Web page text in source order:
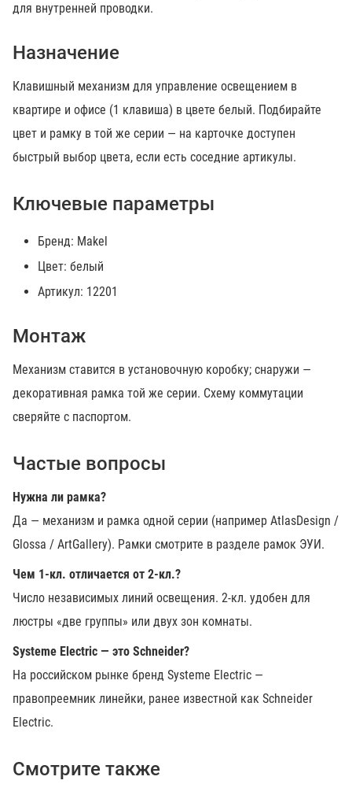
для внутренней проводки.
Назначение
Клавишный механизм для управление освещением в
квартире и офисе (1 клавиша) в цвете белый. Подбирайте
цвет и рамку в той же серии — на карточке доступен
быстрый выбор цвета, если есть соседние артикулы.
Ключевые параметры
Бренд: Makel
Цвет: белый
Артикул: 12201
Монтаж
Механизм ставится в установочную коробку; снаружи —
декоративная рамка той же серии. Схему коммутации
сверяйте с паспортом.
Частые вопросы
Нужна ли рамка?
Да — механизм и рамка одной серии (например AtlasDesign /
Glossa / ArtGallery). Рамки смотрите в разделе рамок ЭУИ.
Чем 1-кл. отличается от 2-кл.?
Число независимых линий освещения. 2-кл. удобен для
люстры «две группы» или двух зон комнаты.
Systeme Electric — это Schneider?
На российском рынке бренд Systeme Electric —
правопреемник линейки, ранее известной как Schneider
Electric.
Смотрите также